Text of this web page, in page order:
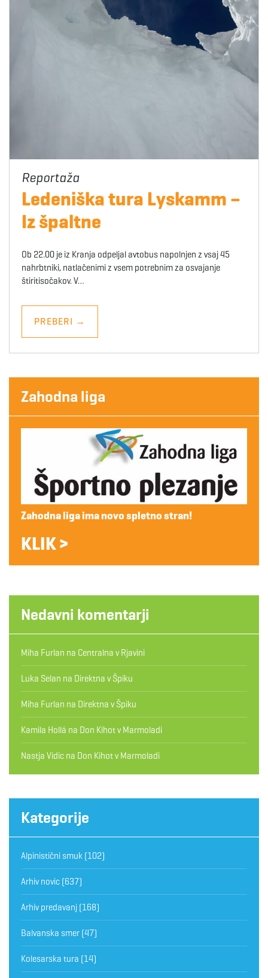
Ledeniška tura Lyskamm –
Iz špaltne
Ob 22.00 je iz Kranja odpeljal avtobus napolnjen z vsaj 45
nahrbtniki, natlačenimi z vsem potrebnim za osvajanje
štiritisočakov. V…
PREBERI →
Zahodna liga
Zahodna liga ima novo spletno stran!
KLIK >
Nedavni komentarji
Miha Furlan na Centralna v Rjavini
Luka Selan na Direktna v Špiku
Miha Furlan na Direktna v Špiku
Kamila Hollá na Don Kihot v Marmoladi
Nastja Vidic na Don Kihot v Marmoladi
Kategorije
Alpinistični smuk (102)
Arhiv novic (637)
Arhiv predavanj (168)
Balvanska smer (47)
Kolesarska tura (14)